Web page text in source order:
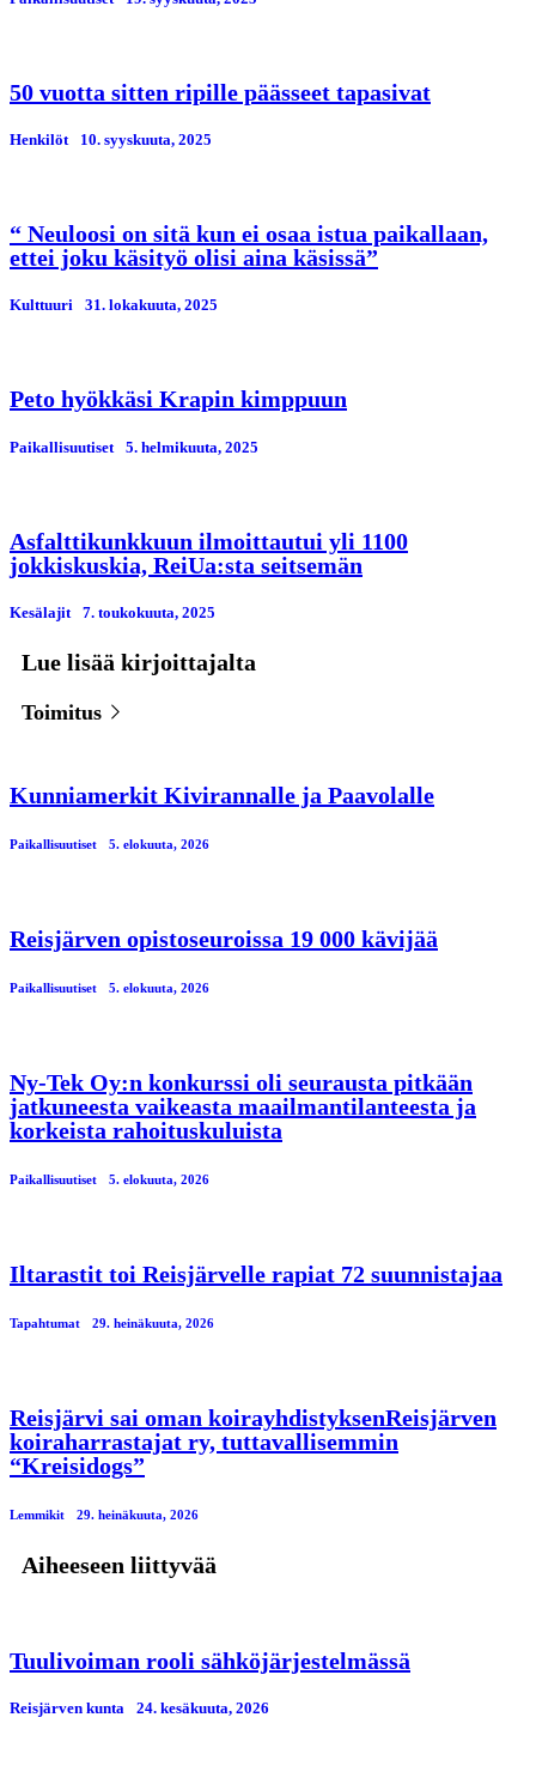
50 vuotta sitten ripille päässeet tapasivat
Henkilöt 10. syyskuuta, 2025
“ Neuloosi on sitä kun ei osaa istua paikallaan,
ettei joku käsityö olisi aina käsissä”
Kulttuuri 31. lokakuuta, 2025
Peto hyökkäsi Krapin kimppuun
Paikallisuutiset 5. helmikuuta, 2025
Asfalttikunkkuun ilmoittautui yli 1100
jokkiskuskia, ReiUa:sta seitsemän
Kesälajit 7. toukokuuta, 2025
Lue lisää kirjoittajalta
Toimitus
Kunniamerkit Kivirannalle ja Paavolalle
Paikallisuutiset 5. elokuuta, 2026
Reisjärven opistoseuroissa 19 000 kävijää
Paikallisuutiset 5. elokuuta, 2026
Ny-Tek Oy:n konkurssi oli seurausta pitkään
jatkuneesta vaikeasta maailmantilanteesta ja
korkeista rahoituskuluista
Paikallisuutiset 5. elokuuta, 2026
Iltarastit toi Reisjärvelle rapiat 72 suunnistajaa
Tapahtumat 29. heinäkuuta, 2026
Reisjärvi sai oman koirayhdistyksenReisjärven
koiraharrastajat ry, tuttavallisemmin
“Kreisidogs”
Lemmikit 29. heinäkuuta, 2026
Aiheeseen liittyvää
Tuulivoiman rooli sähköjärjestelmässä
Reisjärven kunta 24. kesäkuuta, 2026